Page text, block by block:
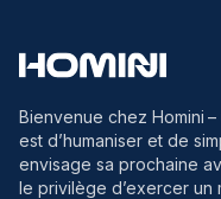
Bienvenue chez Homini –
est d’humaniser et de
envisage sa prochaine
le privilège d’exercer un